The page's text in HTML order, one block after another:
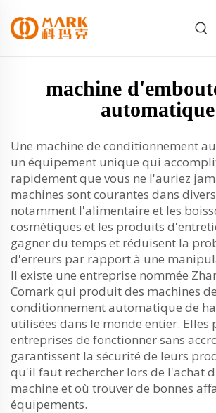
machine
automatique
Une machine de conditionnement
un équipement unique qui
rapidement que vous ne l'auriez
machines sont courantes dans
notamment l'alimentaire et les
cosmétiques et les produits
gagner du temps et réduisent la
d'erreurs par rapport à une
Il existe une entreprise nommée
Comark qui produit des machines de
conditionnement automatique de
utilisées dans le monde entier. Elles
entreprises de fonctionner sans
garantissent la sécurité de leurs
qu'il faut rechercher lors de l'achat
machine et où trouver de bonnes
équipements.